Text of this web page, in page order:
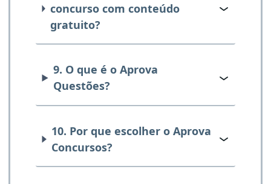
concurso com conteúdo
gratuito?
9. O que é o Aprova
Questões?
10. Por que escolher o Aprova
Concursos?